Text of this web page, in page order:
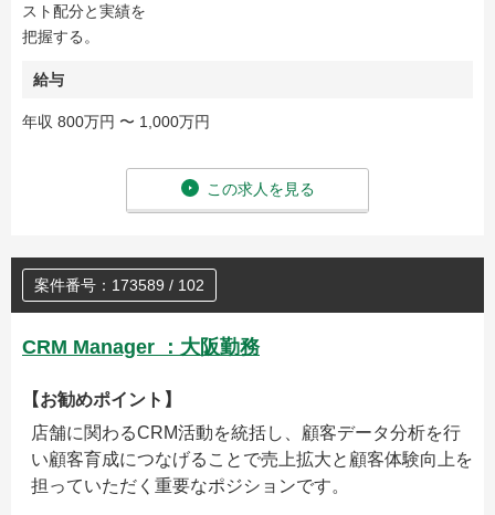
スト配分と実績を
把握する。
給与
年収 800万円 〜 1,000万円
この求人を見る
案件番号：173589 / 102
CRM Manager ：大阪勤務
【お勧めポイント】
店舗に関わるCRM活動を統括し、顧客データ分析を行
い顧客育成につなげることで売上拡大と顧客体験向上を
担っていただく重要なポジションです。